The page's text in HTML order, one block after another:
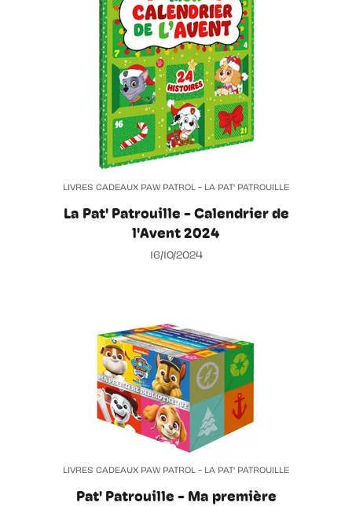
LIVRES CADEAUX PAW PATROL - LA PAT' PATROUILLE
La Pat' Patrouille - Calendrier de
l'Avent 2024
16/10/2024
LIVRES CADEAUX PAW PATROL - LA PAT' PATROUILLE
Pat' Patrouille - Ma première